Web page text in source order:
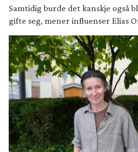
Samtidig burde det kanskje også
gifte seg, mener influenser Elias